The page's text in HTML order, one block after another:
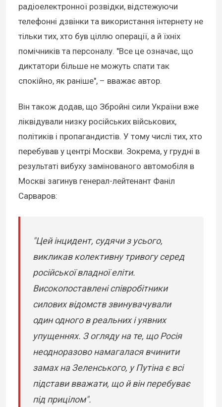
радіоелектронної розвідки, відстежуючи
телефонні дзвінки та використання інтернету не
тільки тих, хто був ціллю операції, а й їхніх
помічників та персоналу. "Все це означає, що
диктатори більше не можуть спати так
спокійно, як раніше", – вважає автор.
Він також додав, що Збройні сили України вже
ліквідували низку російських військових,
політиків і пропагандистів. У тому числі тих, хто
перебував у центрі Москви. Зокрема, у грудні в
результаті вибуху замінованого автомобіля в
Москві загинув генерал-лейтенант Фаніл
Сарваров:
"Цей інцидент, судячи з усього,
викликав колективну тривогу серед
російської владної еліти.
Високопоставлені співробітники
силових відомств звинувачували
один одного в реальних і уявних
упущеннях. З огляду на те, що Росія
неодноразово намагалася вчинити
замах на Зеленського, у Путіна є всі
підстави вважати, що й він перебуває
під прицілом".